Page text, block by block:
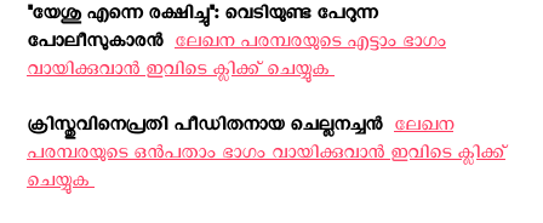
"യേശു എന്നെ രക്ഷിച്ചു": വെടിയുണ്ട പേറുന്ന
പോലീസുകാരൻ ‍ ലേഖന പരമ്പരയുടെ എട്ടാം ഭാഗം
വായിക്കുവാന്‍ ഇവിടെ ക്ലിക്ക് ചെയ്യുക ‍
ക്രിസ്തുവിനെപ്രതി പീഡിതനായ ചെല്ലനച്ചൻ ‍ ലേഖന
പരമ്പരയുടെ ഒന്‍പതാം ഭാഗം വായിക്കുവാന്‍ ഇവിടെ ക്ലിക്ക്
ചെയ്യുക ‍